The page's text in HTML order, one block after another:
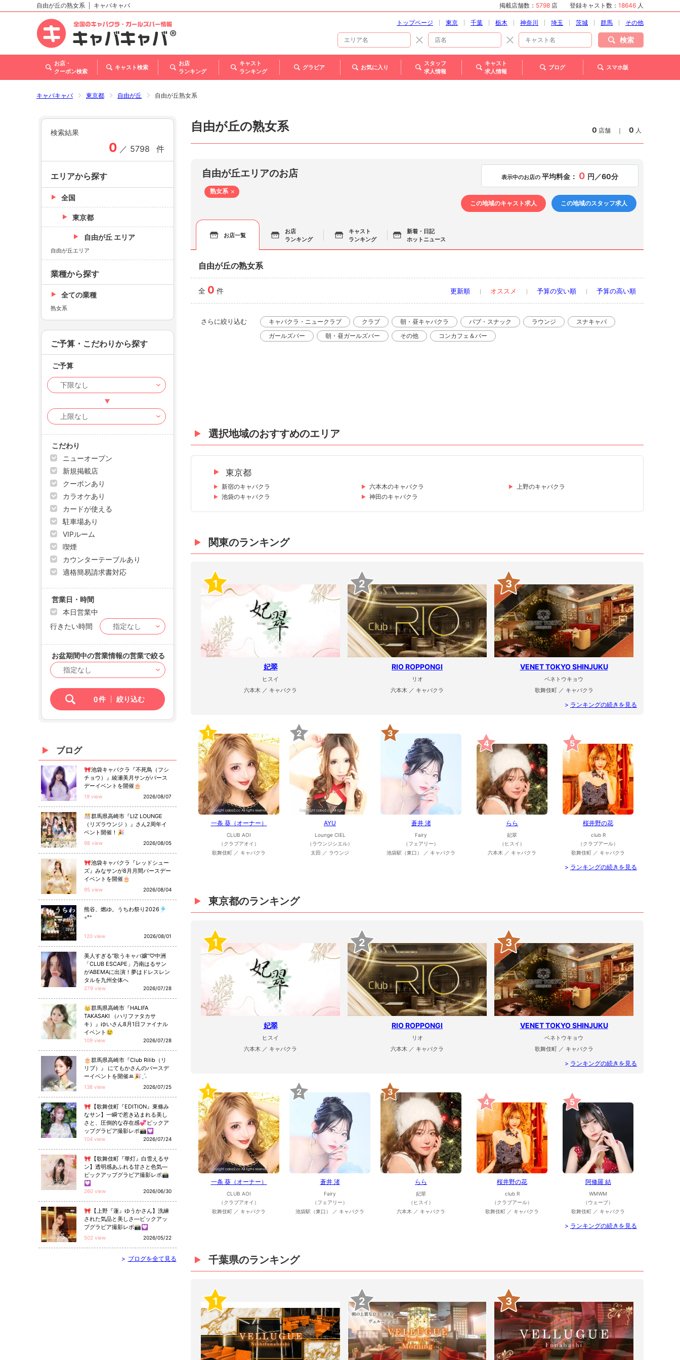
北海道
東北
甲信越・北陸
関西
自由が丘の熟女系 キャバキャバ 掲載店舗数： 5798 店 登録キャスト数： 18646 人
トップページ 東京 千葉 栃木 神奈川 埼玉 茨城 群馬 その他
検索
お店・
クーポン検索
キャスト検索
お店
ランキング
キャスト
ランキング
グラビア お気に入り
スタッフ
求人情報
キャスト
求人情報
ブログ スマホ版
キャバキャバ 東京都 自由が丘 自由が丘熟女系
自由が丘の熟女系 0 店舗 ｜ 0 人
自由が丘エリアのお店 表示中のお店の 平均料金： 0 円／60分
熟女系
この地域のキャスト求人
この地域のスタッフ求人
お店一覧
お店
ランキング
キャスト
ランキング
新着・日記
ホットニュース
自由が丘の熟女系
全 0 件 更新順 オススメ 予算の安い順 予算の高い順
さらに絞り込む キャバクラ・ニュークラブ クラブ 朝・昼キャバクラ パブ・スナック ラウンジ
スナキャバ
ガールズバー
朝・昼ガールズバー その他 コンカフェ＆バー
選択地域のおすすめのエリア
東京都
新宿のキャバクラ 六本木のキャバクラ
上野のキャバクラ
池袋のキャバクラ
神田のキャバクラ
関東のランキング
1
妃翠
ヒスイ
六本木 ／ キャバクラ
2
RIO ROPPONGI
リオ
六本木 ／ キャバクラ
3
VENET TOKYO SHINJUKU
ベネトウキョウ
歌舞伎町 ／ キャバクラ
> ランキングの続きを見る
1
一条 葵（オーナー）
CLUB AOI
（クラブアオイ）
歌舞伎町 ／ キャバクラ
2
AYU
Lounge CIEL
（ラウンジシエル）
太田 ／ ラウンジ
3
蒼井 渚
Fairy
（フェアリー）
池袋駅（東口） ／ キャバクラ
4
らら
妃翠
（ヒスイ）
六本木 ／ キャバクラ
5
桜井野の花
club R
（クラブアール）
歌舞伎町 ／ キャバクラ
> ランキングの続きを見る
東京都のランキング
1
妃翠
ヒスイ
六本木 ／ キャバクラ
2
RIO ROPPONGI
リオ
六本木 ／ キャバクラ
3
VENET TOKYO SHINJUKU
ベネトウキョウ
歌舞伎町 ／ キャバクラ
> ランキングの続きを見る
1
一条 葵（オーナー）
CLUB AOI
（クラブアオイ）
歌舞伎町 ／ キャバクラ
2
蒼井 渚
Fairy
（フェアリー）
池袋駅（東口） ／ キャバクラ
3
らら
妃翠
（ヒスイ）
六本木 ／ キャバクラ
4
桜井野の花
club R
（クラブアール）
歌舞伎町 ／ キャバクラ
5
阿修羅 結
WMWM
（ウェーブ）
歌舞伎町 ／ キャバクラ
> ランキングの続きを見る
千葉県のランキング
1 2 3
検索結果
0 ／ 5798 件
エリアから探す
全国
東京都
自由が丘 エリア
自由が丘エリア
業種から探す
全ての業種
熟女系
ご予算・こだわりから探す
ご予算
こだわり
ニューオープン
新規掲載店
クーポンあり
カラオケあり
カードが使える
駐車場あり
VIPルーム
喫煙
カウンターテーブルあり
適格簡易請求書対応
営業日・時間
本日営業中
行きたい時間
お盆期間中の営業情報の営業で絞る
0件 絞り込む
ブログ
🎀池袋キャバクラ『不死鳥（フシ
チョウ）』綾瀬美月サンがバース
デーイベントを開催🎂
19 view 2026/08/07
🎊群馬県高崎市『LIZ LOUNGE
（リズラウンジ ）』さん2周年イ
ベント開催！🎉
98 view 2026/08/05
🎀池袋キャバクラ『レッドシュー
ズ』みなサンが8月月間バースデー
イベントを開催🎂
95 view 2026/08/04
熊谷、燃ゆ。うちわ祭り2026🎐
◦°⁺
120 view 2026/08/01
美人すぎる“歌うキャバ嬢”♡中洲
「CLUB ESCAPE」乃南はるサン
がABEMAに出演！夢はドレスレン
タルを九州全体へ
279 view 2026/07/28
👑群馬県高崎市『HALIFA
TAKASAKI （ハリファタカサ
キ）』ゆいさん8月1日ファイナル
イベント😢
109 view 2026/07/28
🎂群馬県高崎市『Club Rilib（リ
リブ）』 にてもかさんのバースデ
ーイベントを開催ꔛ🎉ˎˊ˗
138 view 2026/07/25
🎀【歌舞伎町『EDITION』東條み
なサン】一瞬で惹き込まれる美し
さと、圧倒的な存在感💞ピックア
ップグラビア撮影レポ📸💟
104 view 2026/07/24
🎀【歌舞伎町『華灯』白雪えるサ
ン】透明感あふれる甘さと色気—
ピックアップグラビア撮影レポ📸
💟
260 view 2026/06/30
🎀【上野『蓮』ゆうかさん】洗練
された気品と美しさ—ピックアッ
プグラビア撮影レポ📸💟
502 view 2026/05/22
> ブログを全て見る